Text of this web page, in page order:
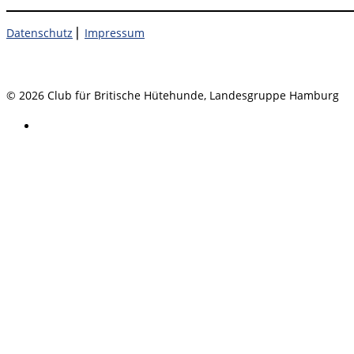
Datenschutz Impressum
© 2026 Club für Britische Hütehunde, Landesgruppe Hamburg